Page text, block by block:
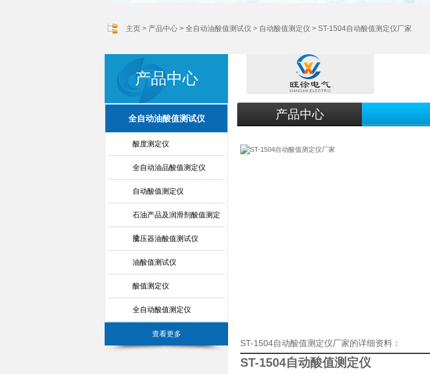
主页 > 产品中心 > 全自动油酸值测试仪 > 自动酸值测定仪 > ST-1504自动酸值测定仪厂家
产品中心
全自动油酸值测试仪
酸度测定仪
全自动油品酸值测定仪
自动酸值测定仪
石油产品及润滑剂酸值测定
法
变压器油酸值测试仪
油酸值测试仪
酸值测定仪
全自动酸值测定仪
查看更多
产品中心
ST-1504自动酸值测定仪厂家的详细资料：
ST-1504自动酸值测定仪